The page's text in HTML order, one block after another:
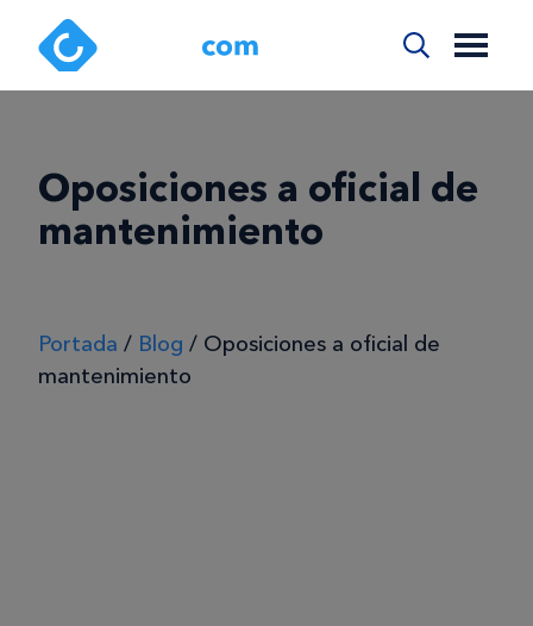
Oposiciones a oficial de
mantenimiento
Portada / Blog / Oposiciones a oficial de
mantenimiento